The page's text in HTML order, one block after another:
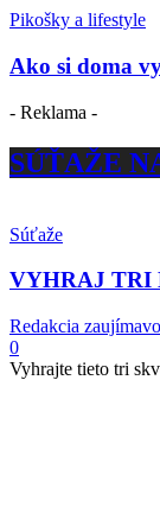
Pikošky a lifestyle
Ako si doma
- Reklama -
SÚŤAŽE
Súťaže
VYHRAJ TRI
Redakcia
0
Vyhrajte tieto tri